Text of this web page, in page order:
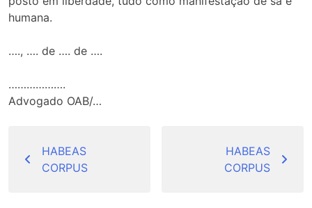
humana.
…., …. de …. de ….
……………….
Advogado OAB/…
de
Post
HABEAS
CORPUS
HABEAS
CORPUS